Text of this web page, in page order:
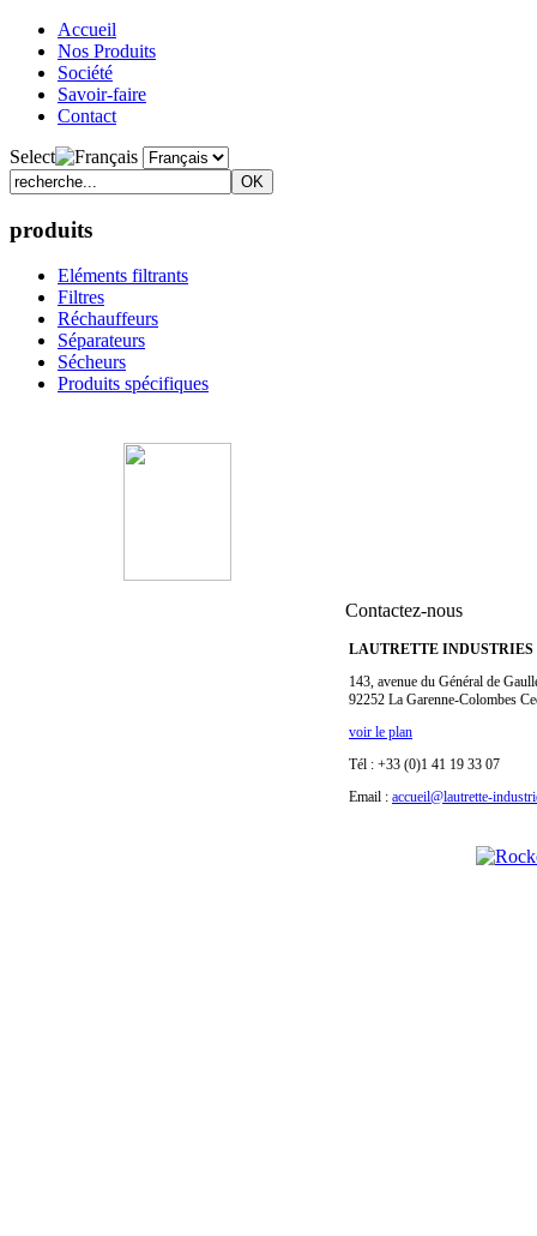
Accueil
Nos Produits
Société
Savoir-faire
Contact
Select
produits
Eléments filtrants
Filtres
Réchauffeurs
Séparateurs
Sécheurs
Produits spécifiques
Contactez-nous
LAUTRETTE INDUSTRIES
143, avenue du Général de
92252 La Garenne-Colombes
voir le plan
Tél : +33 (0)1 41 19 33 07
Email : accueil@lautrette-